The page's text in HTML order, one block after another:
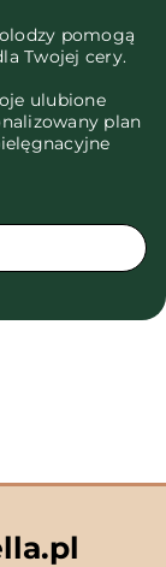
pomogą
Twojej cery.
ulubione
plan